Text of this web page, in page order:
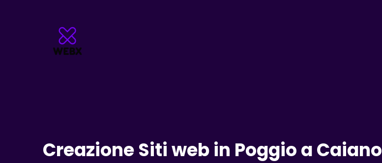
Creazione Siti web in Poggio a Caiano